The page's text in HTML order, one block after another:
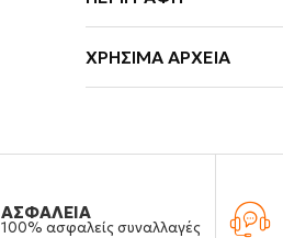
ΧΡΉΣΙΜΑ ΑΡΧΕΊΑ
ΑΣΦΑΛΕΙΑ
100% ασφαλείς συναλλαγές